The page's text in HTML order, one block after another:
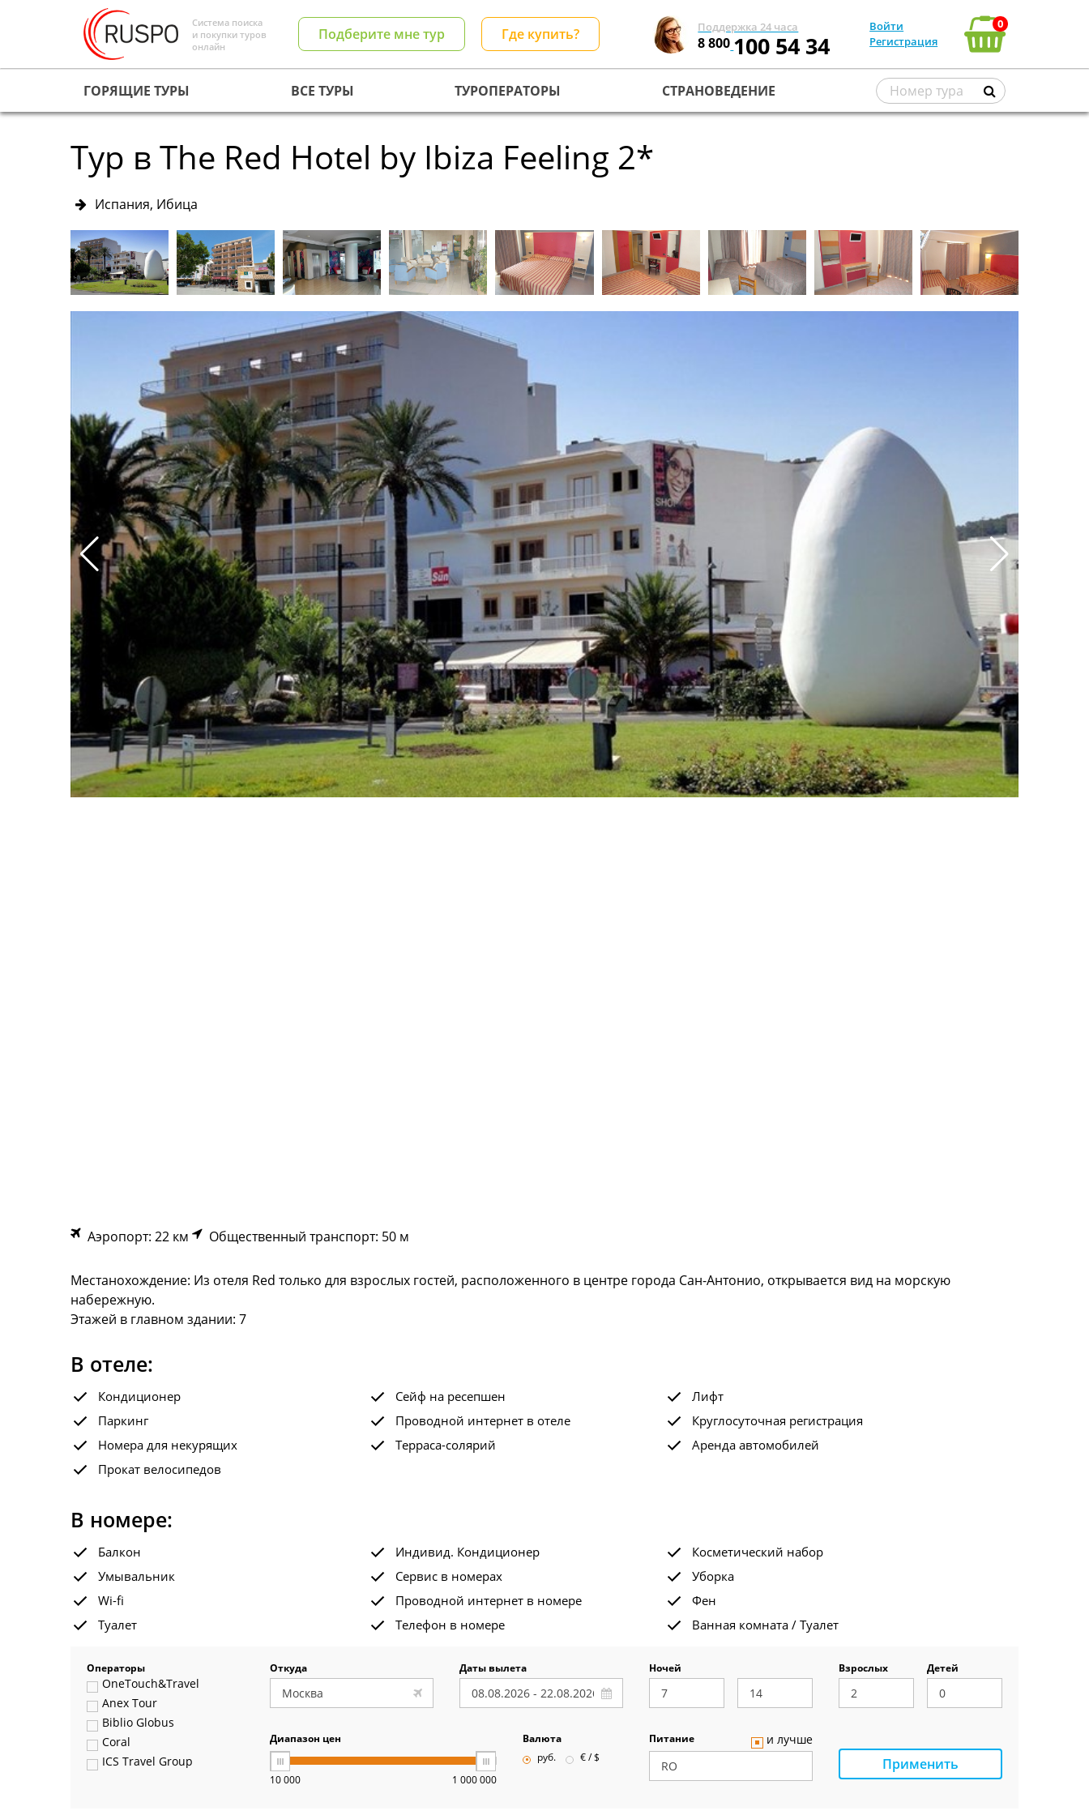
Система поиска
и покупки туров
онлайн
Подберите мне тур Где купить? Поддержка 24 часа
8 800100 54 34
Войти
Регистрация
0
ГОРЯЩИЕ ТУРЫ ВСЕ ТУРЫ ТУРОПЕРАТОРЫ СТРАНОВЕДЕНИЕ
Тур в The Red Hotel by Ibiza Feeling 2*
Испания, Ибица
Аэропорт: 22 км Общественный транспорт: 50 м
Местанохождение: Из отеля Red только для взрослых гостей, расположенного в центре города Сан-Антонио, открывается вид на морскую
набережную.
Этажей в главном здании: 7
В отеле:
Кондиционер Сейф на ресепшен
Лифт
Паркинг
Проводной интернет в отеле
Круглосуточная регистрация
Номера для некурящих
Терраса-солярий
Аренда автомобилей
Прокат велосипедов
В номере:
Балкон Индивид. Кондиционер
Косметический набор
Умывальник
Сервис в номерах
Уборка
Wi-fi
Проводной интернет в номере
Фен
Туалет
Телефон в номере Ванная комната / Туалет
Операторы
OneTouch&Travel
Anex Tour
Biblio Globus
Coral
ICS Travel Group
Откуда Даты вылета Ночей Взрослых Детей
Диапазон цен
10 000 1 000 000
Валюта
руб.
€ / $
Питание и лучше
Применить